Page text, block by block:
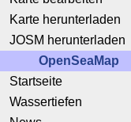
Karte herunterladen
JOSM herunterladen
OpenSeaMap
Startseite
Wassertiefen